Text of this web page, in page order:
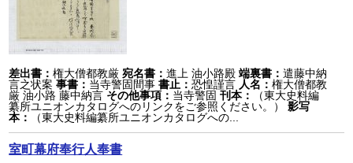
差出書：権大僧都教厳 宛名書：進上 油小路殿 端裏書：遣藤中納
言之状案 事書： 当寺警固間事書止：恐惶謹言 人名：権大僧都教
厳 油小路 藤中納言 その他事項： 当寺警固 刊本：
（東大史料編
纂所ユニオンカタログへのリンクをご参照ください。）
影写
本：
（東大史料編纂所ユニオンカタログへの...
室町幕府奉行人奉書